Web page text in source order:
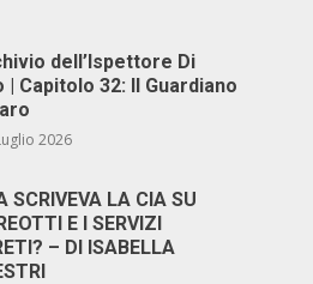
dell’Ispettore Di
| Capitolo 32: Il Guardiano
2026
SCRIVEVA LA CIA SU
E I SERVIZI
– DI ISABELLA